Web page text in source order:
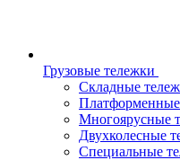
Грузовые тележки
Складные
Многоярусные
Двухколесные
Специальные